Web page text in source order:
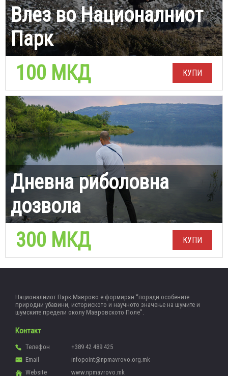
Влез во Националниот
Парк
100 МКД
КУПИ
Дневна риболовна
дозвола
300 МКД
КУПИ
Националниот Парк Маврово е формиран “поради особените
природни убавини, историското и научното значење на шумите и
шумските предели околу Мавровското Поле”.
Контакт
Телефон
+389 42 489 425
Email
infopoint@npmavrovo.org.mk
Website
www.npmavrovo.mk